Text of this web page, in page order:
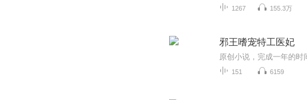
1267 155.3万
邪王嗜宠特工医妃
151 6159